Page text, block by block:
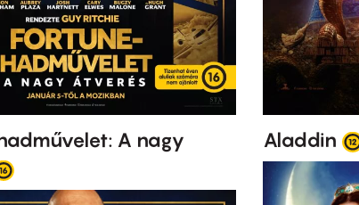
A nagy
Aladdin